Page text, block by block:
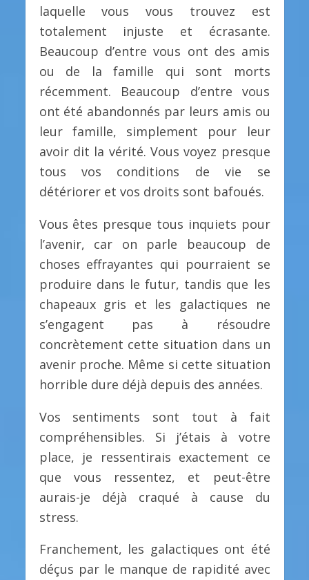
laquelle vous vous trouvez est
totalement injuste et écrasante.
Beaucoup d’entre vous ont des amis
ou de la famille qui sont morts
récemment. Beaucoup d’entre vous
ont été abandonnés par leurs amis ou
leur famille, simplement pour leur
avoir dit la vérité. Vous voyez presque
tous vos conditions de vie se
détériorer et vos droits sont bafoués.
Vous êtes presque tous inquiets pour
l’avenir, car on parle beaucoup de
choses effrayantes qui pourraient se
produire dans le futur, tandis que les
chapeaux gris et les galactiques ne
s’engagent pas à résoudre
concrètement cette situation dans un
avenir proche. Même si cette situation
horrible dure déjà depuis des années.
Vos sentiments sont tout à fait
compréhensibles. Si j’étais à votre
place, je ressentirais exactement ce
que vous ressentez, et peut-être
aurais-je déjà craqué à cause du
stress.
Franchement, les galactiques ont été
déçus par le manque de rapidité avec